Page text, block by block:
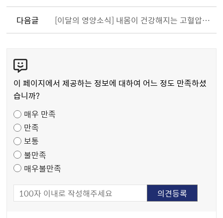
다음글 [이달의 영양소식] 내몸이 건강해지는 고혈압 식단 실천하기
텐
츠
만
도
조
사
이 페이지에서 제공하는 정보에 대하여 어느 정도 만족하셨
습니까?
매우 만족
만족
보통
불만족
매우불만족